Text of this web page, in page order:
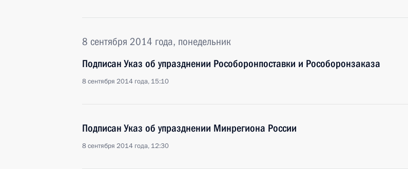
8 сентября 2014 года, понедельник
Подписан Указ об упразднении Рособоронпоставки и Рособоронзаказа
8 сентября 2014 года, 15:10
Подписан Указ об упразднении Минрегиона России
8 сентября 2014 года, 12:30